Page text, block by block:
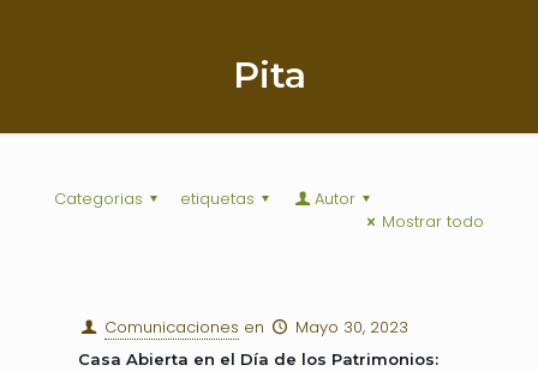
Pita
Categorias etiquetas
Autor
Mostrar todo
Comunicaciones en Mayo 30, 2023
Casa Abierta en el Día de los Patrimonios: